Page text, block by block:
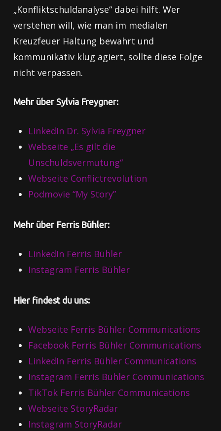
„Konfliktschuldanalyse“ dabei hilft. Wer
verstehen will, wie man im medialen
Kreuzfeuer Haltung bewahrt und
kommunikativ klug agiert, sollte diese Folge
nicht verpassen.
Mehr über Sylvia Freygner:
LinkedIn Dr. Sylvia Freygner
Webseite „Es gilt die
Unschuldsvermutung“
Webseite Conflictrevolution
Podmovie “My Story”
Mehr über Ferris Bühler:
LinkedIn Ferris Bühler
Instagram Ferris Bühler
Hier findest du uns:
Webseite Ferris Bühler Communications
Facebook Ferris Bühler Communications
LinkedIn Ferris Bühler Communications
Instagram Ferris Bühler Communications
TikTok Ferris Bühler Communications
Webseite StoryRadar
Instagram StoryRadar